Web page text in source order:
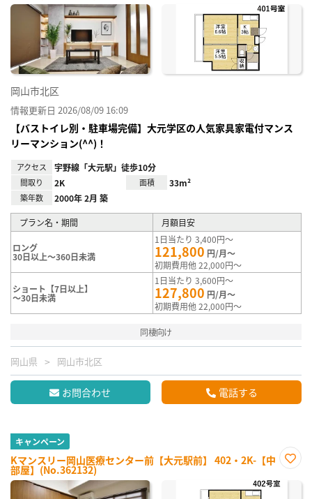
に入
岡山市北区
情報更新日 2026/08/09 16:09
【バストイレ別・駐車場完備】大元学区の人気家具家電付マンス
リーマンション(^^)！
アクセス 宇野線「大元駅」徒歩10分
間取り 2K 面積 33m²
築年数 2000年 2月 築
プラン名・期間 月額目安
ロング
30日以上～360日未満
1日当たり 3,400円～
121,800 円/月～
初期費用他 22,000円～
ショート【7日以上】
～30日未満
1日当たり 3,600円～
127,800 円/月～
初期費用他 22,000円～
同棲向け
岡山県 岡山市北区
お問合わせ 電話する
キャンペーン
Kマンスリー岡山医療センター前【大元駅前】 402・2K-【中
部屋】(No.362132)
に入